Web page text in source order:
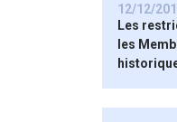
12/12/
Les
les